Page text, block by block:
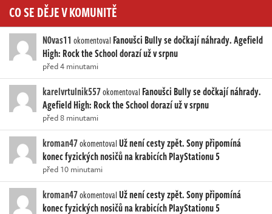
CO SE DĚJE V KOMUNITĚ
N0vas11 okomentoval Fanoušci Bully se dočkají náhrady. Agefield
High: Rock the School dorazí už v srpnu
před 4 minutami
karelvrtulnik557okomentoval Fanoušci Bully se dočkají náhrady.
Agefield High: Rock the School dorazí už v srpnu
před 8 minutami
kroman47okomentovalUž není cesty zpět. Sony připomíná
konec fyzických nosičů na krabicích PlayStationu 5
před 10 minutami
kroman47okomentovalUž není cesty zpět. Sony připomíná
konec fyzických nosičů na krabicích PlayStationu 5